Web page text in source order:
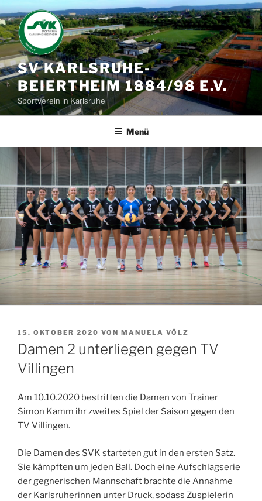
Zum
Inhalt
springen
SV KARLSRUHE-
BEIERTHEIM 1884/98 E.V.
Sportverein in Karlsruhe
Menü
VERÖFFENTLICHT
AM
15. OKTOBER 2020 VON MANUELA VÖLZ
Damen 2 unterliegen gegen TV
Villingen
Am 10.10.2020 bestritten die Damen von Trainer
Simon Kamm ihr zweites Spiel der Saison gegen den
TV Villingen.
Die Damen des SVK starteten gut in den ersten Satz.
Sie kämpften um jeden Ball. Doch eine Aufschlagserie
der gegnerischen Mannschaft brachte die Annahme
der Karlsruherinnen unter Druck, sodass Zuspielerin